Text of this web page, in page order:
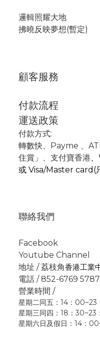
邏輯照耀大地
拂曉反映夢想(暫定)
顧客服務
付款流程
運送政策
付款方式:
轉數快、Payme 、
住賞」 、支付寶香港、
或 Visa/Master card(
聯絡我們
Facebook
Youtube Channel
地址 / 荔枝角香港工業
電話 / 852-6769 5787
營業時間 /
星期二同五：14：00~23
星期三同四：18：30~23
星期六日及假日：14：